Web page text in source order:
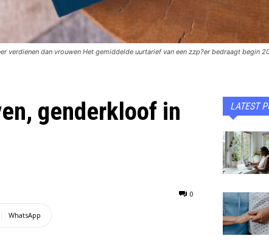
verdienen dan vrouwen Het gemiddelde uurtarief van een zzp?er bedraagt begin
genderkloof in
0
WhatsApp
LATEST